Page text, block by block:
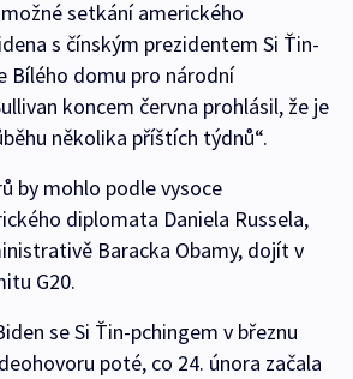
setkání amerického
s čínským prezidentem Si Ťin-
Bílého domu pro národní
koncem června prohlásil, že je
několika příštích týdnů“.
by mohlo podle vysoce
diplomata Daniela Russela,
Baracka Obamy, dojít v
G20.
se Si Ťin-pchingem v březnu
poté, co 24. února začala